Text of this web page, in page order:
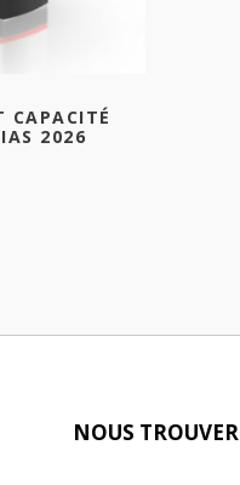
CAPACITÉ
IAS 2026
NOUS TROUVER